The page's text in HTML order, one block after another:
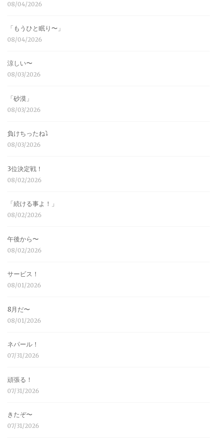
08/04/2026
「もうひと眠り〜」
08/04/2026
涼しい〜
08/03/2026
「砂漠」
08/03/2026
負けちったね⤵︎
08/03/2026
3位決定戦！
08/02/2026
「続ける事よ！」
08/02/2026
午後から〜
08/02/2026
サービス！
08/01/2026
8月だ〜
08/01/2026
ネパール！
07/31/2026
頑張る！
07/31/2026
きたぞ〜
07/31/2026